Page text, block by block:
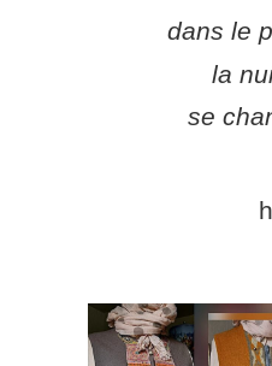
dans le
la
se